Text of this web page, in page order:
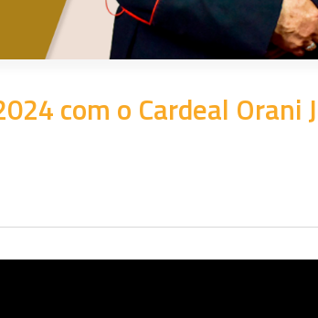
com o Cardeal Orani